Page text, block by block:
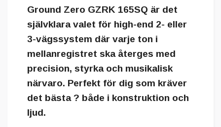
Ground Zero GZRK 165SQ är det
självklara valet för high-end 2- eller
3-vägssystem där varje ton i
mellanregistret ska återges med
precision, styrka och musikalisk
närvaro. Perfekt för dig som kräver
det bästa ? både i konstruktion och
ljud.